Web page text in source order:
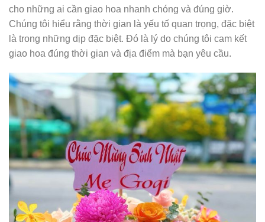
cho những ai cần giao hoa nhanh chóng và đúng giờ.
Chúng tôi hiểu rằng thời gian là yếu tố quan trọng, đặc biệt
là trong những dịp đặc biệt. Đó là lý do chúng tôi cam kết
giao hoa đúng thời gian và địa điểm mà bạn yêu cầu.